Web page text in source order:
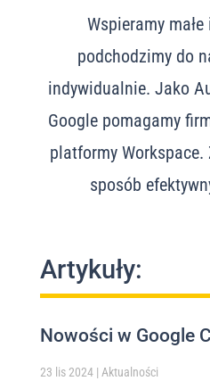
Wspieramy
podchodzimy do
indywidualnie. Jako
Google pomagamy
platformy
sposób
Artykuły:
Nowości w Google
23 lis 2024| Aktualności